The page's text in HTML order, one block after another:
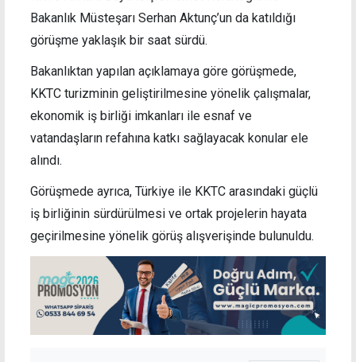
Bakanlık Müsteşarı Serhan Aktunç’un da katıldığı
görüşme yaklaşık bir saat sürdü.
Bakanlıktan yapılan açıklamaya göre görüşmede,
KKTC turizminin geliştirilmesine yönelik çalışmalar,
ekonomik iş birliği imkanları ile esnaf ve
vatandaşların refahına katkı sağlayacak konular ele
alındı.
Görüşmede ayrıca, Türkiye ile KKTC arasındaki güçlü
iş birliğinin sürdürülmesi ve ortak projelerin hayata
geçirilmesine yönelik görüş alışverişinde bulunuldu.